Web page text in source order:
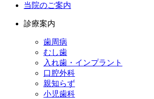
当院のご案内
診療案内
歯周病
むし歯
入れ歯・インプラント
口腔外科
親知らず
小児歯科